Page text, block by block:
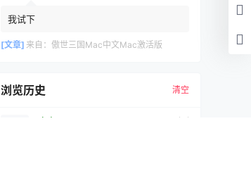
我试下
[文章] 来自： 傲世三国Mac中文Mac激活版
浏览历史 清空
[文章] 刚刚